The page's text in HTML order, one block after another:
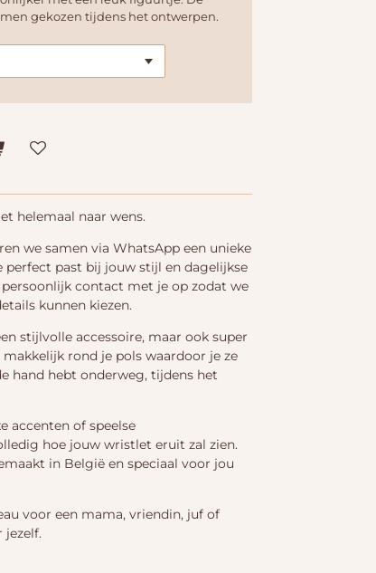
gekozen tijdens het ontwerpen.
helemaal naar wens.
we samen via WhatsApp een unieke
past bij jouw stijl en dagelijkse
contact met je op zodat we
kunnen kiezen.
stijlvolle accessoire, maar ook super
rond je pols waardoor je ze
hand hebt onderweg, tijdens het
accenten of speelse
hoe jouw wristlet eruit zal zien.
in België en speciaal voor jou
voor een mama, vriendin, juf of
jezelf.